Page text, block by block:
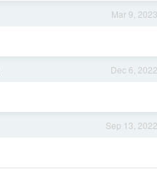
Mar 9, 2023
Dec 6, 2022
Sep 13, 2022